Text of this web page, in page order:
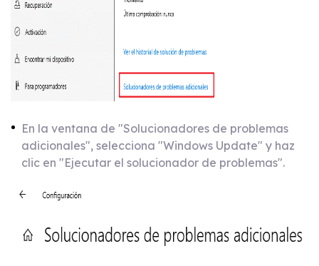
En la ventana de "Solucionadores de problemas
adicionales", selecciona "Windows Update" y haz
clic en "Ejecutar el solucionador de problemas".